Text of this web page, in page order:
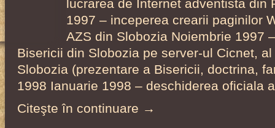
bisericile
din
Romania
–
2005
–
lucrarea de Internet adventista din
1997 – inceperea crearii paginilor
AZS din Slobozia Noiembrie 1997
Bisericii din Slobozia pe server-ul Cicnet,
Slobozia (prezentare a Bisericii, doctrina,
1998 Ianuarie 1998 – deschiderea oficiala
Citeşte în continuare →